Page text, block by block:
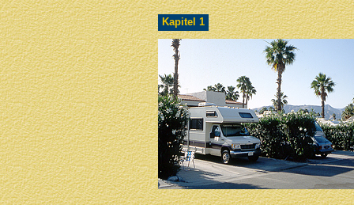
Kapitel 1